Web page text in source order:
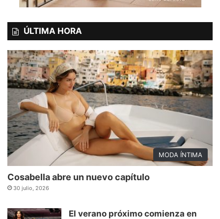
ÚLTIMA HORA
MODA ÍNTIMA
Cosabella abre un nuevo capítulo
30 julio, 2026
El verano próximo comienza en